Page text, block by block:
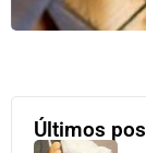
Últimos